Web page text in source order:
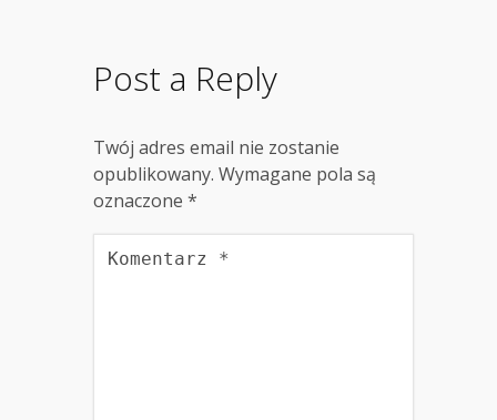
Post a Reply
Twój adres email nie zostanie
opublikowany. Wymagane pola są
oznaczone *